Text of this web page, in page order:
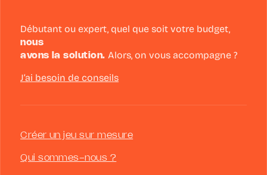
Débutant ou expert, quel que soit votre budget,
nous
avons la solution. Alors, on vous accompagne ?
J’ai besoin de conseils
Créer un jeu sur mesure
Qui sommes-nous ?